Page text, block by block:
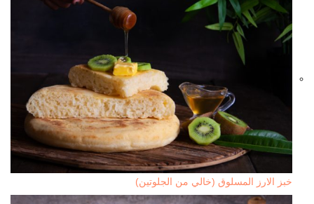
خبز الارز المسلوق (خالي من الجلوتين)